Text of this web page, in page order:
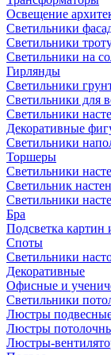
Освещение
Светильники
Светильники
Светильники на
Гирлянды
Светильники
Светильники для
Светильники
Декоративные
Светильники
Торшеры
Светильники
Светильник
Светильники
Бра
Подсветка картин
Споты
Светильники
Декоративные
Офисные и
Светильники
Люстры
Люстры
Люстры-